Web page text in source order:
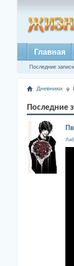
Главная
Последние записи
Дневники
Последние